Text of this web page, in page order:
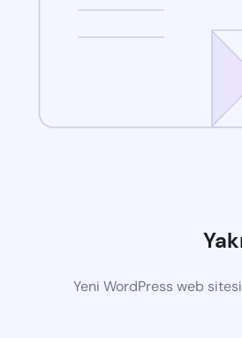
Yeni WordPress web